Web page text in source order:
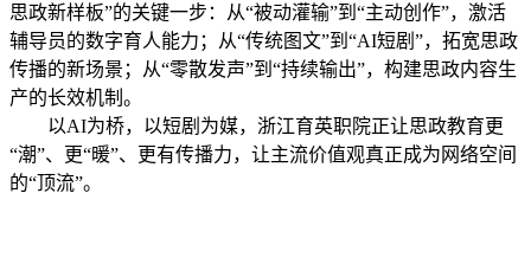
思政新样板”的关键一步：从“被动灌输”到“主动创作”，激活
辅导员的数字育人能力；从“传统图文”到“AI短剧”，拓宽思政
传播的新场景；从“零散发声”到“持续输出”，构建思政内容生
产的长效机制。
以AI为桥，以短剧为媒，浙江育英职院正让思政教育更
“潮”、更“暖”、更有传播力，让主流价值观真正成为网络空间
的“顶流”。